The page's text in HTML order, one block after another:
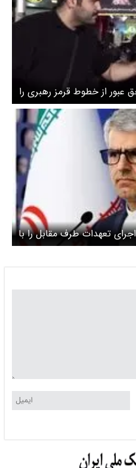
از خطوط قرمز رهبری را
تعهدات طرف مقابل را با